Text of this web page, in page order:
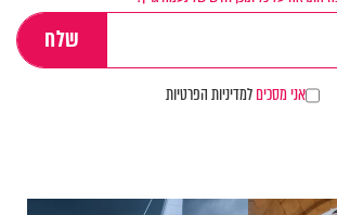
אני מסכיםלמדיניות הפרטיות